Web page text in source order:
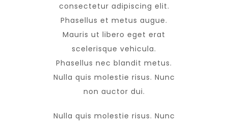
consectetur adipiscing elit.
Phasellus et metus augue.
Mauris ut libero eget erat
scelerisque vehicula.
Phasellus nec blandit metus.
Nulla quis molestie risus. Nunc
non auctor dui.
Nulla quis molestie risus. Nunc